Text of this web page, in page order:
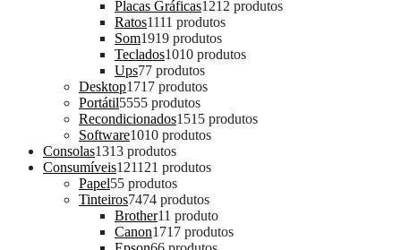
Placas Gráficas1212 produtos
Ratos1111 produtos
Som1919 produtos
Teclados1010 produtos
Ups77 produtos
Desktop1717 produtos
Portátil5555 produtos
Recondicionados1515 produtos
Software1010 produtos
Consolas1313 produtos
Consumíveis121121 produtos
Papel55 produtos
Tinteiros7474 produtos
Brother11 produto
Canon1717 produtos